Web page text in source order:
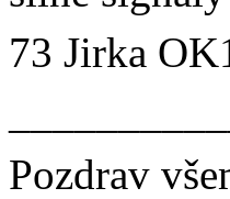
73 Jirka
Pozdrav